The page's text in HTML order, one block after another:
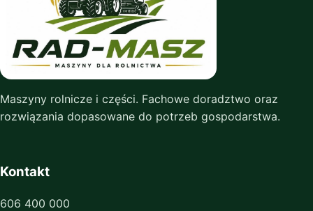
Maszyny rolnicze i części. Fachowe doradztwo oraz
rozwiązania dopasowane do potrzeb gospodarstwa.
Kontakt
606 400 000